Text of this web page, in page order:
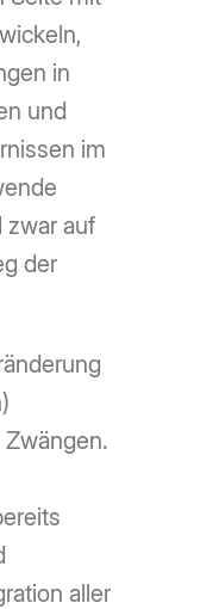
in
und
im
zwar auf
der
aller